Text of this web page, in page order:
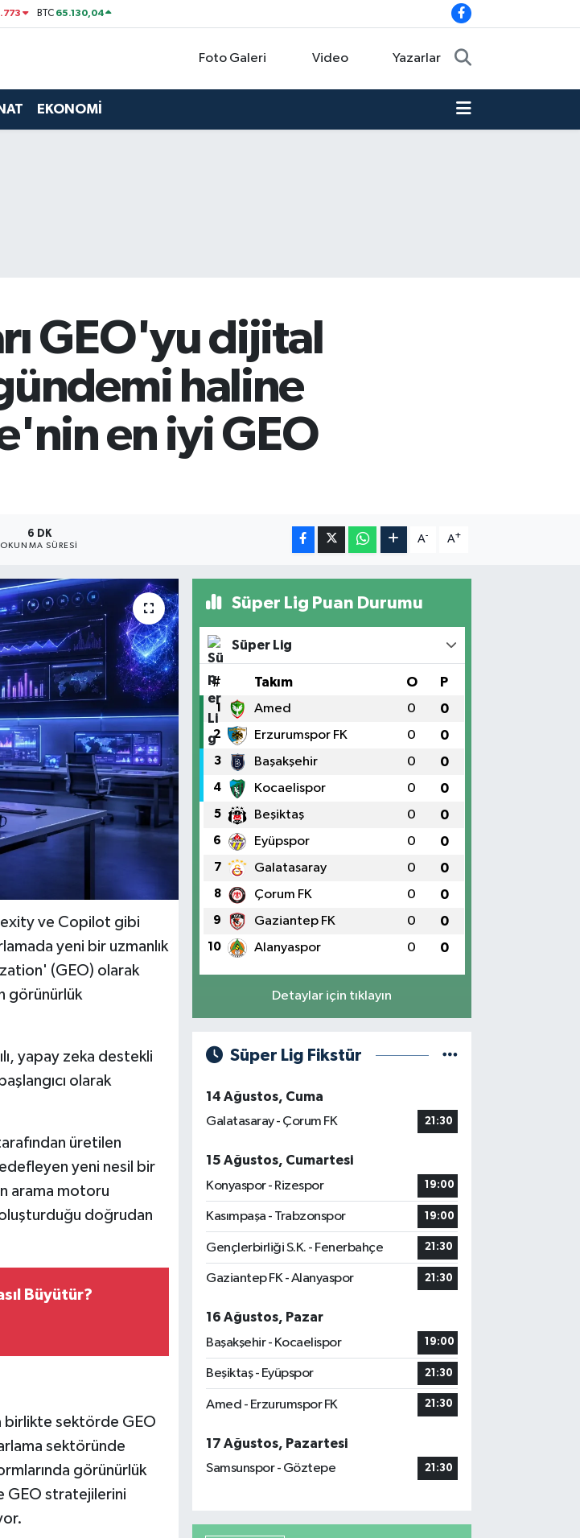
BTC 65.130,04
Foto Galeri Video Yazarlar
EKONOMİ
GEO'yu dijital
haline
en iyi GEO
6 DK
OKUNMA SÜRESI
A- A+
ve Copilot gibi
yeni bir uzmanlık
(GEO) olarak
görünürlük
yapay zeka destekli
olarak
üretilen
yeni nesil bir
arama motoru
oluşturduğu doğrudan
Büyütür?
birlikte sektörde GEO
sektöründe
görünürlük
GEO stratejilerini
Süper Lig Puan Durumu
Süper Lig
# Takım O P
1 Amed 0 0
2 Erzurumspor FK 0 0
3 Başakşehir 0 0
4 Kocaelispor 0 0
5 Beşiktaş 0 0
6 Eyüpspor 0 0
7 Galatasaray 0 0
8 Çorum FK 0 0
9 Gaziantep FK 0 0
10 Alanyaspor 0 0
Detaylar için tıklayın
Süper Lig Fikstür
14 Ağustos, Cuma
Galatasaray - Çorum FK
21:30
15 Ağustos, Cumartesi
Konyaspor - Rizespor
19:00
Kasımpaşa - Trabzonspor 19:00
Gençlerbirliği S.K. - Fenerbahçe 21:30
Gaziantep FK - Alanyaspor 21:30
16 Ağustos, Pazar
Başakşehir - Kocaelispor
19:00
Beşiktaş - Eyüpspor 21:30
Amed - Erzurumspor FK 21:30
17 Ağustos, Pazartesi
Samsunspor - Göztepe
21:30